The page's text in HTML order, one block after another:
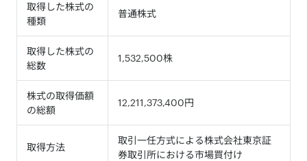
取得した株式の
種類
普通株式
取得した株式の
総数
1,532,500株
株式の取得価額
の総額
12,211,373,400円
取得方法
取引一任方式による株式会社東京証
券取引所における市場買付け